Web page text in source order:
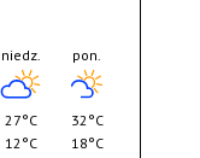
niedz.
27°C
12°C
pon.
32°C
18°C